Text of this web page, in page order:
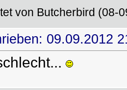
von Butcherbird (08-
09.09.2012